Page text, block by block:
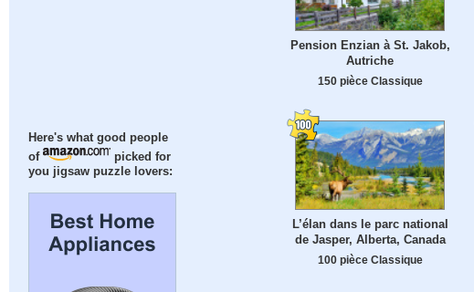
Here's what good people
of
picked for
you jigsaw puzzle lovers:
Pension Enzian à St. Jakob,
Autriche
150 pièce Classique
L’élan dans le parc national
de Jasper, Alberta, Canada
100 pièce Classique